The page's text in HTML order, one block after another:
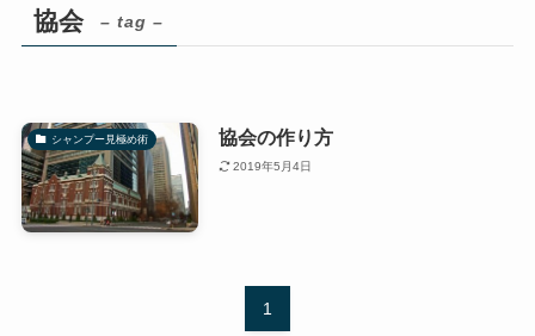
協会 – tag –
シャンプー見極め術 協会の作り方
2019年5月4日
1